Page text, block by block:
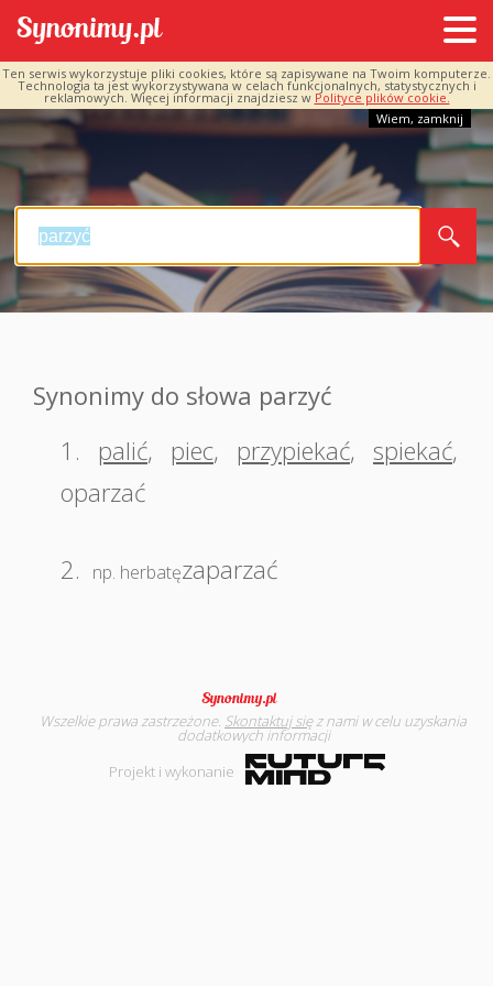
Ten serwis wykorzystuje pliki cookies, które są zapisywane na Twoim komputerze.
Technologia ta jest wykorzystywana w celach funkcjonalnych, statystycznych i
reklamowych. Więcej informacji znajdziesz w Polityce plików cookie.
Wiem, zamknij
Synonimy do słowa parzyć
1.
palić, piec, przypiekać, spiekać,
oparzać
2. np. herbatęzaparzać
Wszelkie prawa zastrzeżone. Skontaktuj sięz nami w celu uzyskania
dodatkowych informacji
Projekt i wykonanie